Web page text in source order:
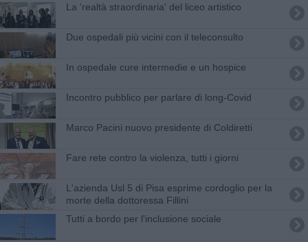
La 'realtà straordinaria' del liceo artistico
Due ospedali più vicini con il teleconsulto
In ospedale cure intermedie e un hospice
Incontro pubblico per parlare di long-Covid
Marco Pacini nuovo presidente di Coldiretti
Fare rete contro la violenza, tutti i giorni
L'azienda Usl 5 di Pisa esprime cordoglio per la
morte della dottoressa Fillini
Tutti a bordo per l'inclusione sociale